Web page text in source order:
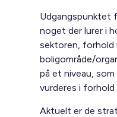
Udgangspunktet
noget der lurer i
sektoren, forhold
boligområde/
på et niveau,
vurderes i
Aktuelt er de